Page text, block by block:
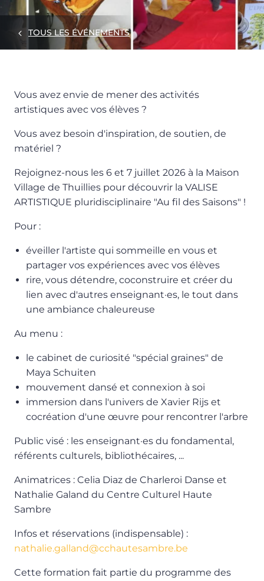
TOUS LES ÉVÉNEMENTS
Vous avez envie de mener des activités
artistiques avec vos élèves ?
Vous avez besoin d'inspiration, de soutien, de
matériel ?
Rejoignez-nous les 6 et 7 juillet 2026 à la Maison
Village de Thuillies pour découvrir la VALISE
ARTISTIQUE pluridisciplinaire "Au fil des Saisons" !
Pour :
éveiller l'artiste qui sommeille en vous et
partager vos expériences avec vos élèves
rire, vous détendre, coconstruire et créer du
lien avec d'autres enseignant·es, le tout dans
une ambiance chaleureuse
Au menu :
le cabinet de curiosité "spécial graines" de
Maya Schuiten
mouvement dansé et connexion à soi
immersion dans l'univers de Xavier Rijs et
cocréation d'une œuvre pour rencontrer l'arbre
Public visé : les enseignant·es du fondamental,
référents culturels, bibliothécaires, ...
Animatrices : Celia Diaz de Charleroi Danse et
Nathalie Galand du Centre Culturel Haute
Sambre
Infos et réservations (indispensable) :
nathalie.galland@cchautesambre.be
Cette formation fait partie du programme des